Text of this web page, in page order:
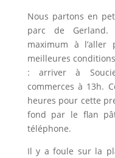
Nous partons en
parc de Gerland.
maximum à
meilleures
: arriver à
commerces à 13h.
heures pour cette
fond par le flan
téléphone.
Il y a foule sur la